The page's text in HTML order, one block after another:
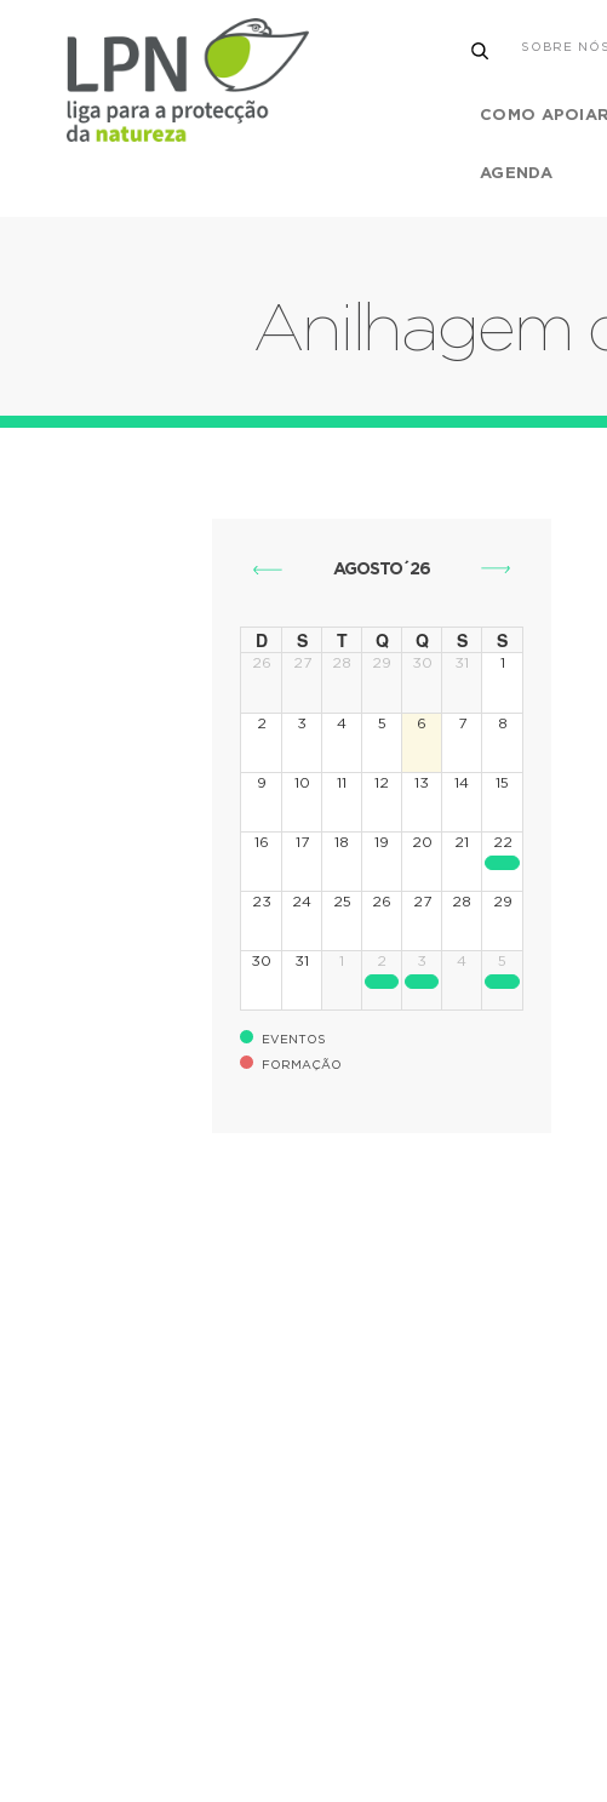
SOBRE NÓS
COMO APOIAR
AGENDA
Anilhagem
AGOSTO´26
D S T Q Q S S
26 27 28 29 30 31 1
2 3 4 5 6 7 8
9 10 11 12 13 14 15
16 17 18 19 20 21 22
23 24 25 26 27 28 29
30 31 1 2 3 4 5
EVENTOS
FORMAÇÃO